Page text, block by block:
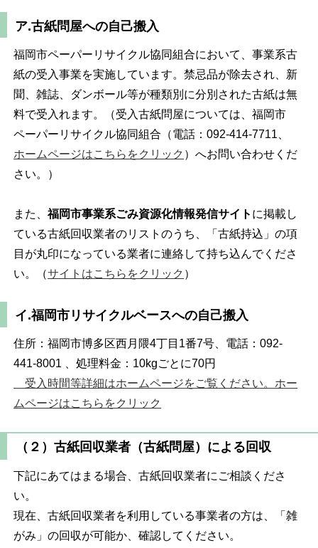
ア.古紙問屋への自己搬入
福岡市ペーパーリサイクル協同組合において、事業系古
紙の受入事業を実施しています。禁忌品が除去され、新
聞、雑誌、ダンボール等が種類別に分別された古紙は無
料で受入れます。（受入古紙問屋については、福岡市
ペーパーリサイクル協同組合（電話：092-414-7711、
ホームページはこちらをクリック ）へお問い合わせくだ
さい。）
また、福岡市事業系ごみ資源化情報発信サイト に掲載し
ている古紙回収業者のリストのうち、「古紙持込」の項
目が丸印になっている業者に連絡して持ち込んでくださ
い。（サイトはこちらをクリック ）
イ.福岡市リサイクルベースへの自己搬入
住所：福岡市博多区西月隈4丁目1番7号、電話：092-
441-8001 、処理料金：10kgごとに70円
受入時間等詳細はホームページをご覧ください。ホー
ムページはこちらをクリック
（２）古紙回収業者（古紙問屋）による回収
下記にあてはまる場合、古紙回収業者にご相談くださ
い。
現在、古紙回収業者を利用している事業者の方は、「雑
がみ」の回収が可能か、確認してください。